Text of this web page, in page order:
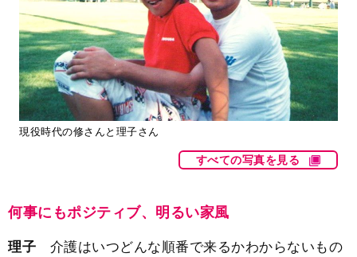
現役時代の修さんと理子さん
すべての写真を見る
何事にもポジティブ、明るい家風
理子 介護はいつどんな順番で来るかわからないもの